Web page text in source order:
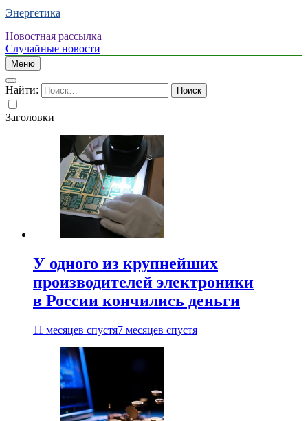
Энергетика
Новостная рассылка
Случайные новости
Меню
Найти:
Заголовки
У одного из крупнейших
производителей электроники
в России кончились деньги
11 месяцев спустя7 месяцев спустя